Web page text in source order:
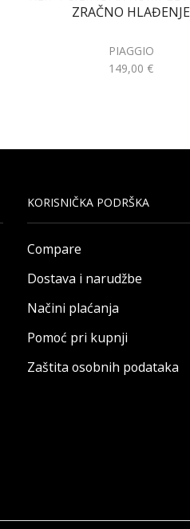
ZRAČNO HLAĐENJE
PIAGGIO
149,00€
KORISNIČKA PODRŠKA
Compare
Dostava i narudžbe
Načini plaćanja
Pomoć pri kupnji
Zaštita osobnih podataka